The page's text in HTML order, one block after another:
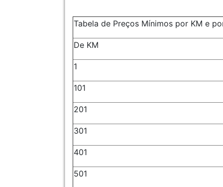
Tabela de Preços Mínimos por KM e
De KM
1
101
201
301
401
501